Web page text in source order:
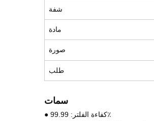
شفة
مادة
صورة
طلب
سمات
● كفاءة الفلتر: 99.99٪